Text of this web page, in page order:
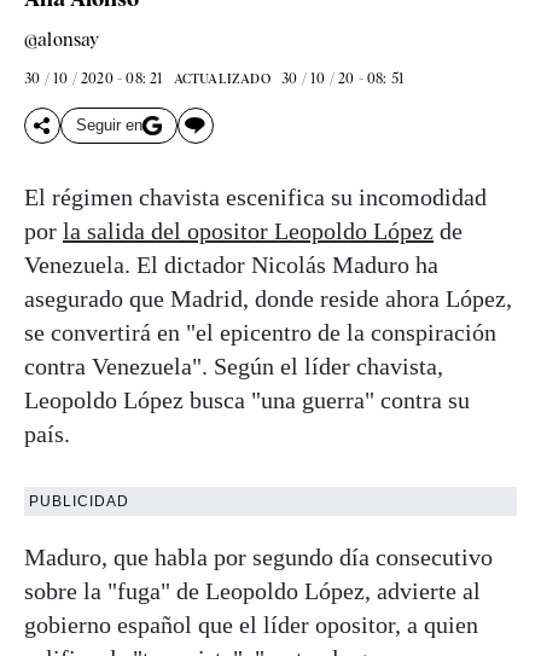
@alonsay
30 / 10 / 2020 - 08: 21 ACTUALIZADO 30 / 10 / 20 - 08: 51
Seguir en
El régimen chavista escenifica su incomodidad
por la salida del opositor Leopoldo López de
Venezuela. El dictador Nicolás Maduro ha
asegurado que Madrid, donde reside ahora López,
se convertirá en "el epicentro de la conspiración
contra Venezuela". Según el líder chavista,
Leopoldo López busca "una guerra" contra su
país.
PUBLICIDAD
Maduro, que habla por segundo día consecutivo
sobre la "fuga" de Leopoldo López, advierte al
gobierno español que el líder opositor, a quien